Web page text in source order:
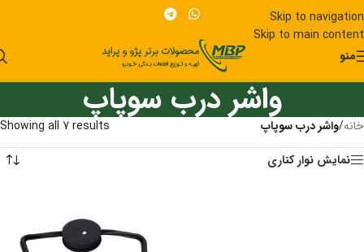
Skip to navigation
Skip to main content
منو
واشر درب سوپاپ
خانه/واشر درب سوپاپ
Showing all 7 results
نمایش نوار کناری